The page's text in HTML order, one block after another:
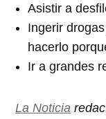
Asistir a
Ingerir
hacerlo
Ir a grandes
La Noticia